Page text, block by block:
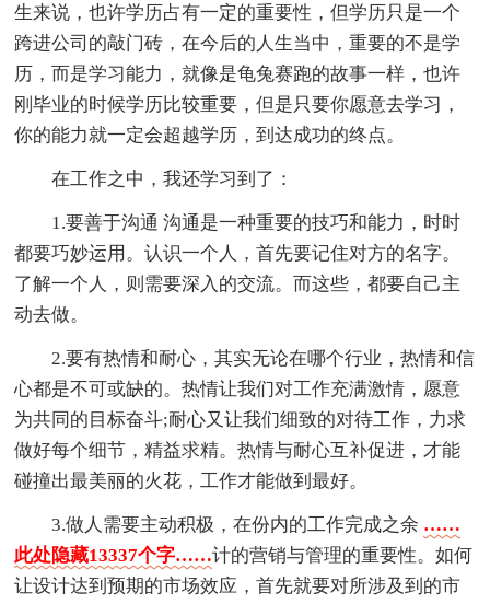
生来说，也许学历占有一定的重要性，但学历只是一个
跨进公司的敲门砖，在今后的人生当中，重要的不是学
历，而是学习能力，就像是龟兔赛跑的故事一样，也许
刚毕业的时候学历比较重要，但是只要你愿意去学习，
你的能力就一定会超越学历，到达成功的终点。
在工作之中，我还学习到了：
1.要善于沟通 沟通是一种重要的技巧和能力，时时
都要巧妙运用。认识一个人，首先要记住对方的名字。
了解一个人，则需要深入的交流。而这些，都要自己主
动去做。
2.要有热情和耐心，其实无论在哪个行业，热情和信
心都是不可或缺的。热情让我们对工作充满激情，愿意
为共同的目标奋斗;耐心又让我们细致的对待工作，力求
做好每个细节，精益求精。热情与耐心互补促进，才能
碰撞出最美丽的火花，工作才能做到最好。
3.做人需要主动积极，在份内的工作完成之余 ……
此处隐藏13337个字……计的营销与管理的重要性。如何
让设计达到预期的市场效应，首先就要对所涉及到的市